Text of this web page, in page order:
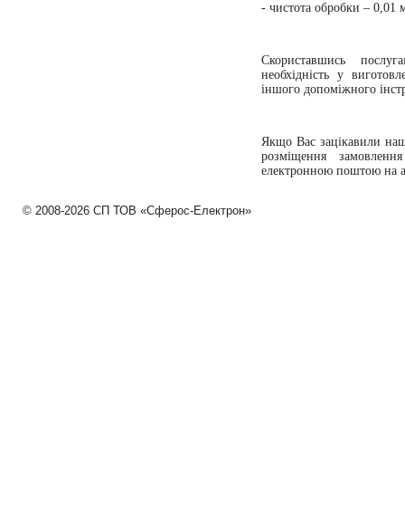
- чистота обробки – 0,01
Скориставшись
необхідність у
іншого допоміжного
Якщо Вас зацікавили
розміщення
електронною поштою на
© 2008-2026 СП ТОВ «Сферос-Електрон»